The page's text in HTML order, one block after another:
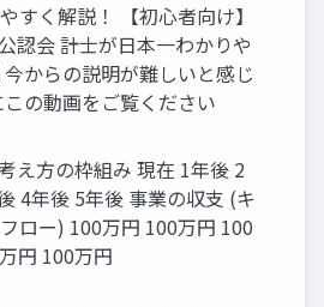
すく解説！ 【初心者向け】
認会 計士が日本一わかりや
からの説明が難しいと感じ
の動画をご覧ください
え方の枠組み 現在 1年後 2
4年後 5年後 事業の収支 (キ
ロー) 100万円 100万円 100
円 100万円